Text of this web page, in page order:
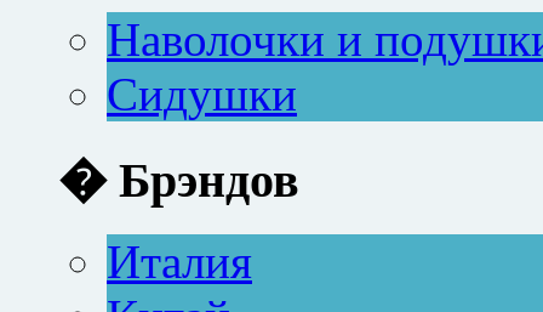
Наволочки и
Сидушки
� Брэндов
Италия